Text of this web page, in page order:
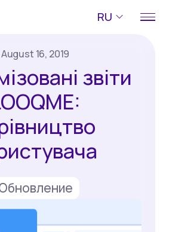
RU
August 16, 2019
звіти